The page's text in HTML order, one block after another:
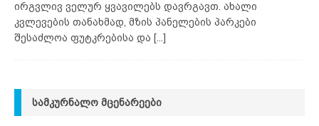
ირგვლივ ველურ ყვავილებს დავრგავთ. ახალი
კვლევების თანახმად, მზის პანელების პარკები
შესაძლოა ფუტკრებისა და [...]
ᲡᲐᲛᲙᲣᲠᲜᲐᲚᲝ ᲛᲪᲔᲜᲐᲠᲔᲔᲑᲘ